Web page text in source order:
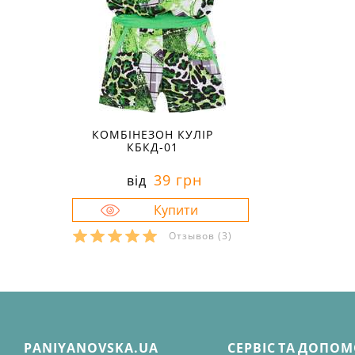
КОМБІНЕЗОН КУЛІР
КБКД-01
від 39 грн
Отзывов (3)
PANIYANOVSKA.UA СЕРВІС ТА